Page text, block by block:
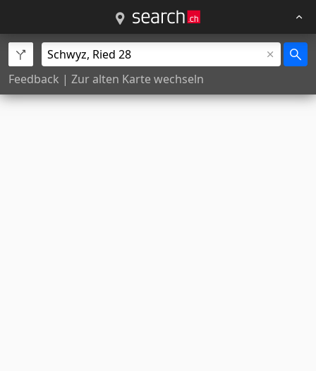
Feedback | Zur alten Karte wechseln